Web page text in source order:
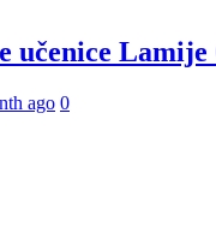
učenice
ago 0